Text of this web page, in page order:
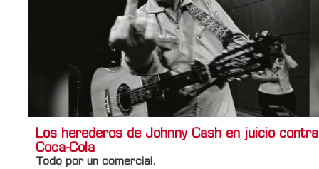
Los herederos de Johnny Cash en juicio contra
Coca-Cola
Todo por un comercial.